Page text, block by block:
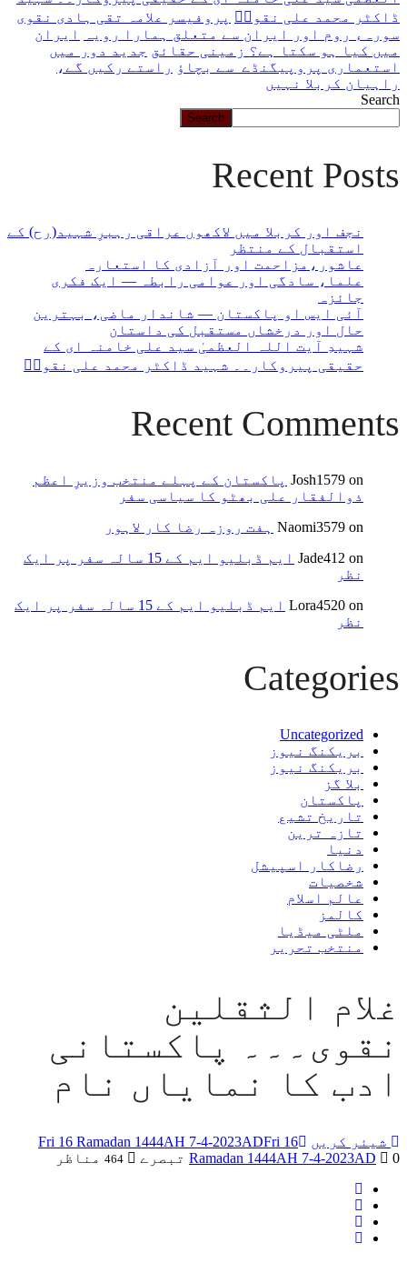
ڈاکٹر محمد علی نقویؒ پروفیسر علامہ تقی ہادی نقوی
سورہء روم اور ایران سے متعلق ہمارا رویہ
ایران
میں کیا ہو سکتا ہے؟ زمینی حقائق جدید دور میں
استعماری پروپیگنڈے سے بچاؤ راستے رکیں گے،
راہیان کربلا نہیں
Search
Search
Recent Posts
نجف اور کربلا میں لاکھوں عراقی رہبرِ شہید(رح) کے
استقبال کے منتظر
عاشور،مزاحمت اور آزادی کا استعارہ
علما، سادگی اور عوامی رابطہ — ایک فکری
جائزہ
آئی ایس او پاکستان — شاندار ماضی، بہترین
حال اور درخشاں مستقبل کی داستان
شہیدِ آیت اللہ العظمیٰ سید علی خامنہ ای کے
حقیقی پیروکار۔۔ شہید ڈاکٹر محمد علی نقویؒ
Recent Comments
Josh1579 on
پاکستان کے پہلے منتخب وزیرِ اعظم
ذوالفقار علی بھٹو کا سیاسی سفر
Naomi3579 on
ہفت روزہ رضا کار لاہور
Jade412 on
ایم ڈبلیو ایم کے 15 سالہ سفر پر ایک
نظر
Lora4520 on
ایم ڈبلیو ایم کے 15 سالہ سفر پر ایک
نظر
Categories
Uncategorized
بریکنگ نیوز
بریکنگ نیوز
بلا گز
پاکستان
تاریخ تشیع
تازہ ترین
دنیا
رضاکار اسپیشل
شخصیات
عالم اسلام
کالمز
ملٹی میڈیا
منتخب تحریر
غلام الثقلین
نقوی۔۔۔ پاکستانی
ادب کا نمایاں نام
شیئر کریں Fri 16 Ramadan 1444AH 7-4-2023ADFri 16
Ramadan 1444AH 7-4-2023AD
0 تبصرے 464 مناظر